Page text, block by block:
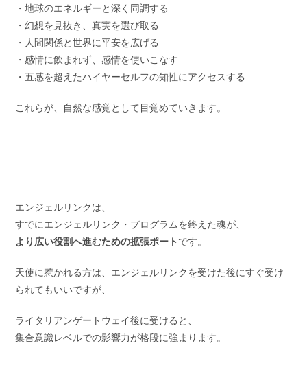
・地球のエネルギーと深く同調する
・幻想を見抜き、真実を選び取る
・人間関係と世界に平安を広げる
・感情に飲まれず、感情を使いこなす
・五感を超えたハイヤーセルフの知性にアクセスする
これらが、自然な感覚として目覚めていきます。
エンジェルリンクは、
すでにエンジェルリンク・プログラムを終えた魂が、
より広い役割へ進むための拡張ポート です。
天使に惹かれる方は、エンジェルリンクを受けた後にすぐ受け
られてもいいですが、
ライタリアンゲートウェイ後に受けると、
集合意識レベルでの影響力が格段に強まります。